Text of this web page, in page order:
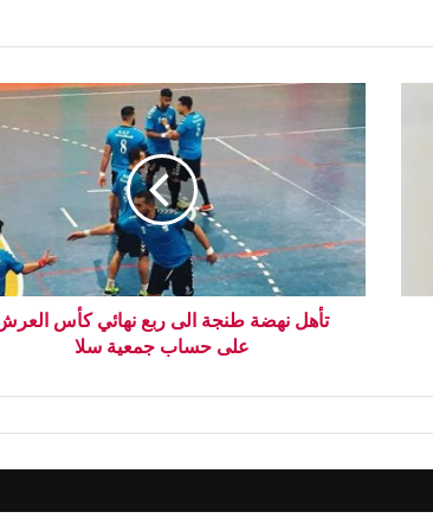
تأهل نهضة طنجة الى ربع نهائي كأس
على حساب جمعية سلا